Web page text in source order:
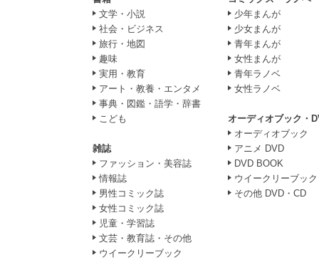
文学・小説
社会・ビジネス
旅行・地図
趣味
実用・教育
アート・教養・エンタメ
事典・図鑑・語学・辞書
こども
雑誌
ファッション・美容誌
情報誌
男性コミック誌
女性コミック誌
児童・学習誌
文芸・教育誌・その他
ウイークリーブック
少年まんが
少女まんが
青年まんが
女性まんが
青年ラノベ
女性ラノベ
オーディオブック・
オーディオブック
アニメ DVD
DVD BOOK
ウイークリーブック
その他 DVD・CD